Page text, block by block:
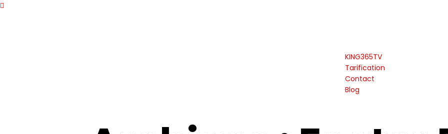
KING365TV
Tarification
Contact
Blog